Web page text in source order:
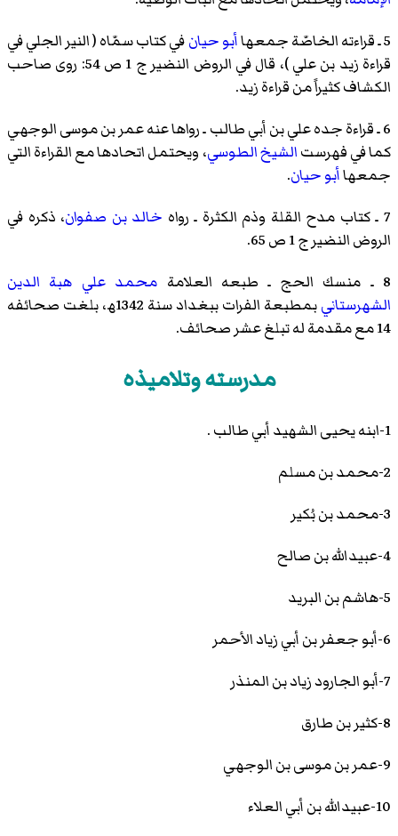
5 ـ قراءته الخاصّة جمعها
أبو حيانفي كتاب سمّاه (النير الجلي في
قراءة زيد بن علي)، قال في الروض النضير
ج 1 ص 54: روى صاحب
الكشاف كثيراً منقراءة زيد.
6 ـ قراءة جده علي بن أبي طالبـ رواها عنهعمر بن موسى الوجهي
كما في فهرستالشيخ الطوسي، ويحتمل اتحادها مع القراءة التي
جمعهاأبو حيان.
7 ـ كتاب مدح القلة وذم الكثرة ـ رواه خالد بن صفوان، ذكره في
الروض النضيرج 1 ص 65.
8 ـ
منسك الحج ـ طبعه العلامة محمد علي هبة الدين
الشهرستانيبمطبعة الفراتببغداد
سنة 1342ھ، بلغت صحائفه
14 مع مقدمة له تبلغ عشر صحائف.
مدرسته وتلاميذه
1-ابنه يحيى الشهيد أبي طالب .
2-محمد بن مسلم
3-محمد بن بُكير
4-عبيدالله بن صالح
5-هاشم بن البريد
6-أبو جعفر بن أبي زياد الأحمر
7-أبو الجارود زياد بن المنذر
8-كثير بن طارق
9-عمر بن موسى بن الوجهي
10-عبيدالله بن أبي العلاء